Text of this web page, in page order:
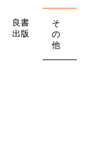
良書
出版
そ
の
他